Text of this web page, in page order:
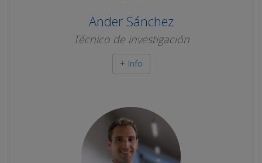
Ander Sánchez
Técnico de investigación
+ Info